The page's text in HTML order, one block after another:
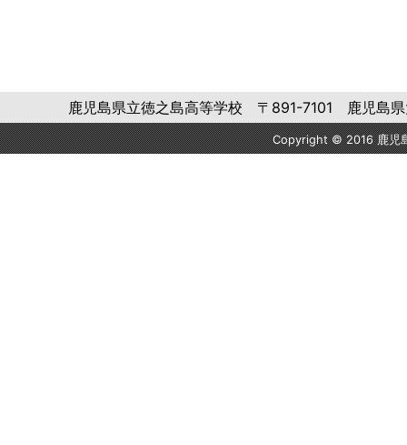
鹿児島県立徳之島高等学校 〒891-7101 鹿児
Copyright © 2016 鹿児